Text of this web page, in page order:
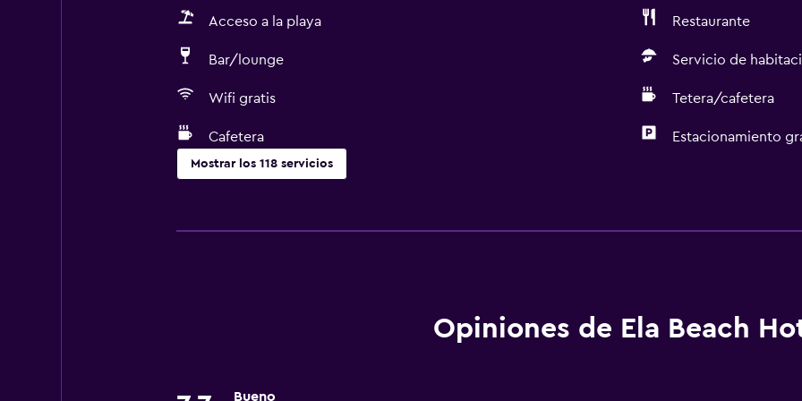
Acceso a la playa Restaurante
Bar/lounge Servicio de
Wifi gratis Tetera/cafetera
Cafetera Estacionamiento
Mostrar los 118 servicios
Copas
Wifi disponible en todas
Extinguidor
Opiniones de Ela Beach
Bueno